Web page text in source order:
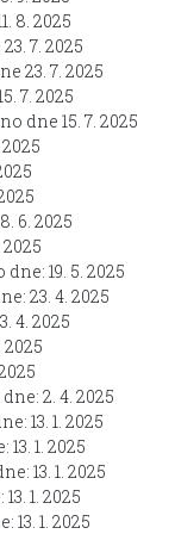
8. 2025
7. 2025
23. 7. 2025
7. 2025
dne 15. 7. 2025
6. 2025
19. 5. 2025
23. 4. 2025
4. 2025
2. 4. 2025
13. 1. 2025
1. 2025
13. 1. 2025
1. 2025
1. 2025